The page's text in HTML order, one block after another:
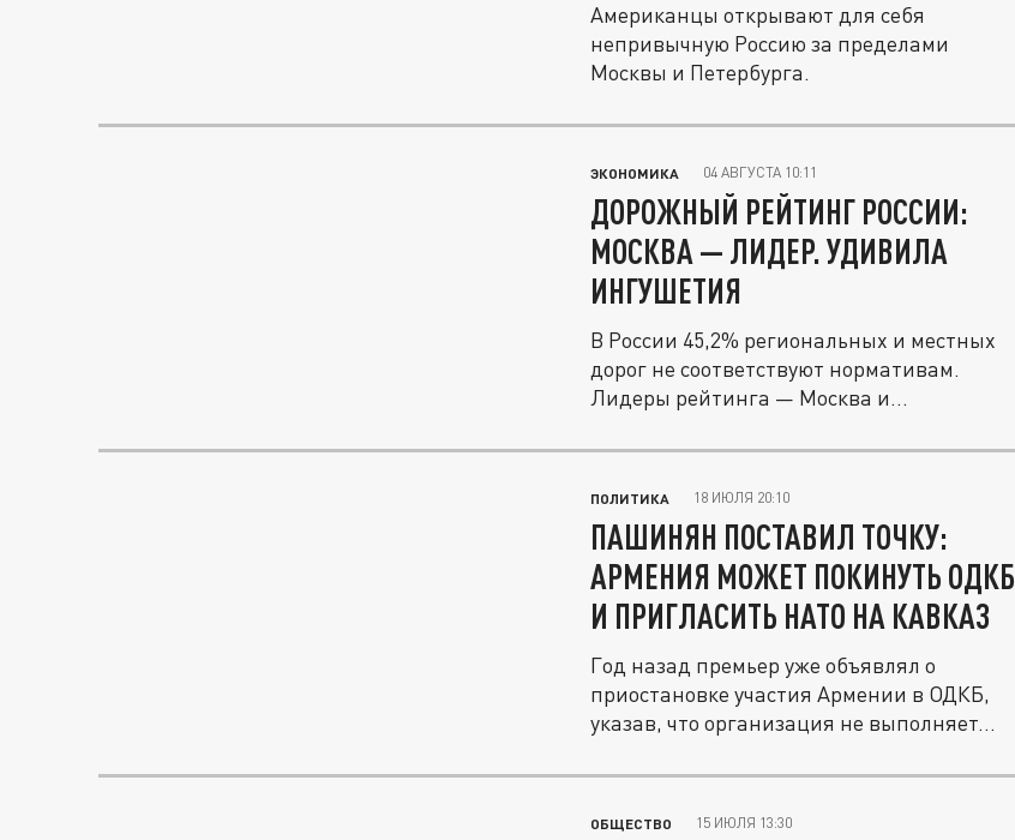
Американцы открывают для себя
непривычную Россию за пределами
Москвы и Петербурга.
ЭКОНОМИКА 04 АВГУСТА 10:11
ДОРОЖНЫЙ РЕЙТИНГ РОССИИ:
МОСКВА — ЛИДЕР. УДИВИЛА
ИНГУШЕТИЯ
В России 45,2% региональных и местных
дорог не соответствуют нормативам.
Лидеры рейтинга — Москва и...
ПОЛИТИКА 18 ИЮЛЯ 20:10
ПАШИНЯН ПОСТАВИЛ ТОЧКУ:
АРМЕНИЯ МОЖЕТ ПОКИНУТЬ ОДКБ
И ПРИГЛАСИТЬ НАТО НА КАВКАЗ
Год назад премьер уже объявлял о
приостановке участия Армении в ОДКБ,
указав, что организация не выполняет...
ОБЩЕСТВО 15 ИЮЛЯ 13:30